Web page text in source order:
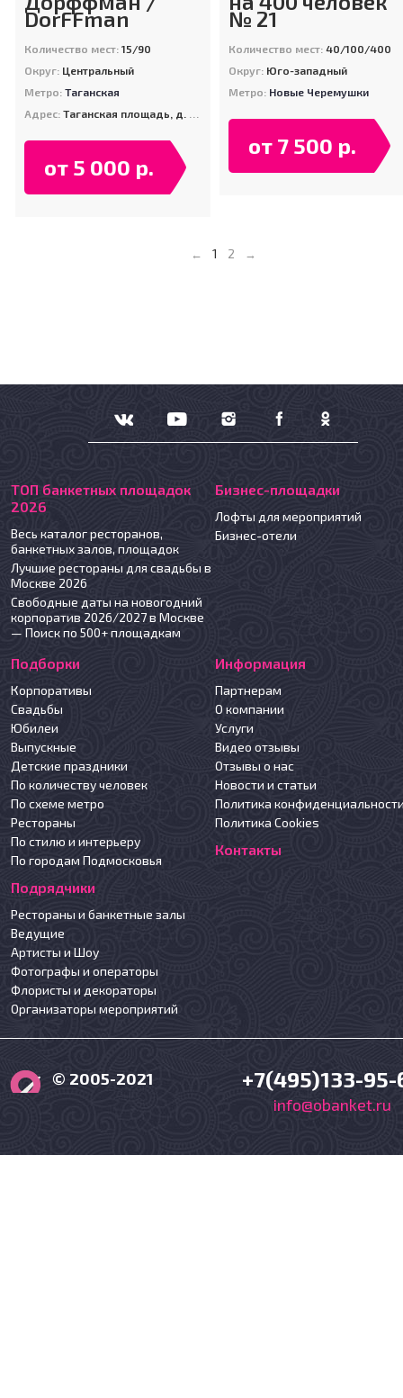
DorFFman
Количество мест:15/90
Округ: Центральный
Метро:Таганская
Адрес:Таганская площадь, д. 12/2
от 5 000 р.
№ 21
Количество мест: 40/100/400
Округ: Юго-западный
Метро: Новые Черемушки
от 7 500 р.
← 1 2 →
ТОП банкетных площадок
2026
Весь каталог ресторанов,
банкетных залов, площадок
Лучшие рестораны для свадьбы в
Москве 2026
Свободные даты на новогодний
корпоратив 2026/2027 в Москве
— Поиск по 500+ площадкам
Бизнес-площадки
Лофты для мероприятий
Бизнес-отели
Подборки
Корпоративы
Свадьбы
Юбилеи
Выпускные
Детские праздники
По количеству человек
По схеме метро
Рестораны
По стилю и интерьеру
По городам Подмосковья
Подрядчики
Рестораны и банкетные залы
Ведущие
Артисты и Шоу
Фотографы и операторы
Флористы и декораторы
Организаторы мероприятий
Информация
Партнерам
О компании
Услуги
Видео отзывы
Отзывы о нас
Новости и статьи
Политика
Политика Cookies
Контакты
© 2005-2021 +7(495)133-95-
info@obanket.ru